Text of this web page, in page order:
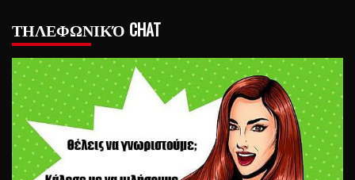
ΤΗΛΕΦΩΝΙΚΌ CHAT